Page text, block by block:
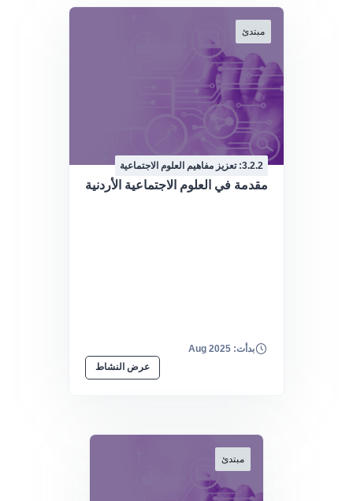
مبتدئ
3.2.2: تعزيز مفاهيم العلوم الاجتماعية
مقدمة في العلوم الاجتماعية الأردنية
بدأت: Aug 2025
عرض النشاط
مبتدئ